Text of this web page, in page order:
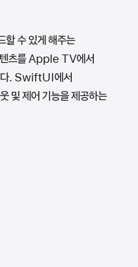
수 있게 해주는
츠를 Apple TV에서
다. SwiftUI에서
및 제어 기능을 제공하는